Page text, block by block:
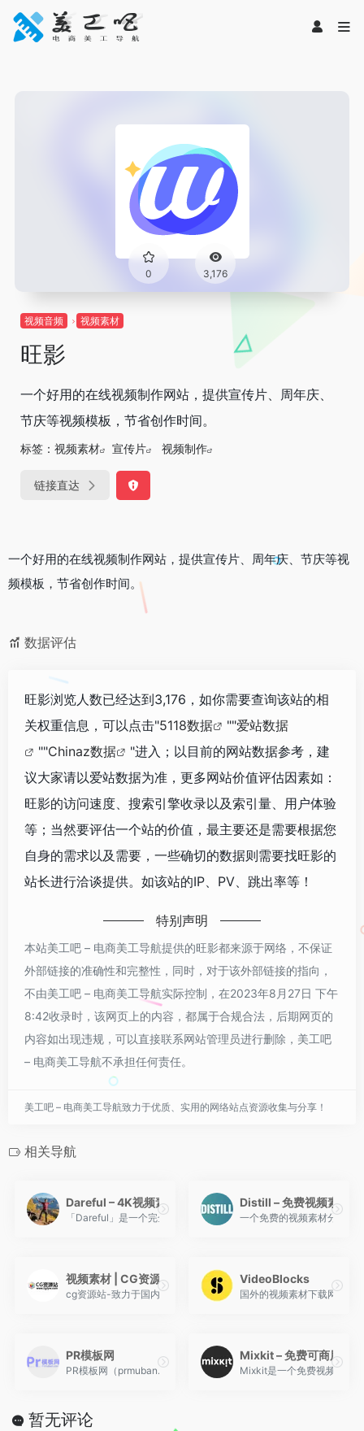
0 3,176
视频音频 视频素材
旺影
一个好用的在线视频制作网站，提供宣传片、周年庆、
节庆等视频模板，节省创作时间。
标签： 视频素材 宣传片 视频制作
链接直达
一个好用的在线视频制作网站，提供宣传片、周年庆、节庆等视
频模板，节省创作时间。
数据评估
旺影浏览人数已经达到3,176，如你需要查询该站的相
关权重信息，可以点击"5118数据 ""爱站数据
""Chinaz数据
"进入；以目前的网站数据参考，建
议大家请以爱站数据为准，更多网站价值评估因素如：
旺影的访问速度、搜索引擎收录以及索引量、用户体验
等；当然要评估一个站的价值，最主要还是需要根据您
自身的需求以及需要，一些确切的数据则需要找旺影的
站长进行洽谈提供。如该站的IP、PV、跳出率等！
特别声明
本站美工吧 – 电商美工导航提供的旺影都来源于网络，不保证
外部链接的准确性和完整性，同时，对于该外部链接的指向，
不由美工吧 – 电商美工导航实际控制，在2023年8月27日 下午
8:42收录时，该网页上的内容，都属于合规合法，后期网页的
内容如出现违规，可以直接联系网站管理员进行删除，美工吧
– 电商美工导航不承担任何责任。
美工吧 – 电商美工导航致力于优质、实用的网络站点资源收集与分享！
相关导航
Dareful – 4K视频素材免费商用
「Dareful」是一个完全以提供免费4K影片的影音素材库，收录大
Distill – 免费视频素材网
一个免费的视频素材分享网
视频素材 | CG资源站
cg资源站-致力于国内最新最全的影视CG资源分享交流,网站自从创
VideoBlocks
国外的视频素材下载网站，
PR模板网
PR模板网（prmuban.com）成立于 2018 年，致力打造一个属于剪
Mixkit – 免费可商用视
Mixkit是一个免费视频素材
暂无评论